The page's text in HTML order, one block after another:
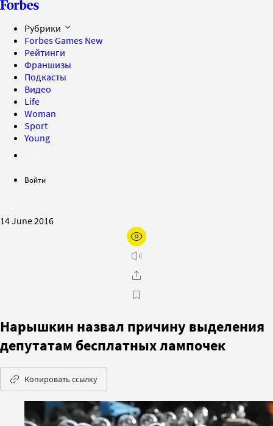
Рубрики
Forbes Games New
Рейтинги
Франшизы
Подкасты
Видео
Life
Woman
Sport
Young
Войти
14 June 2016
Нарышкин назвал причину выделения
депутатам бесплатных лампочек
Копировать ссылку